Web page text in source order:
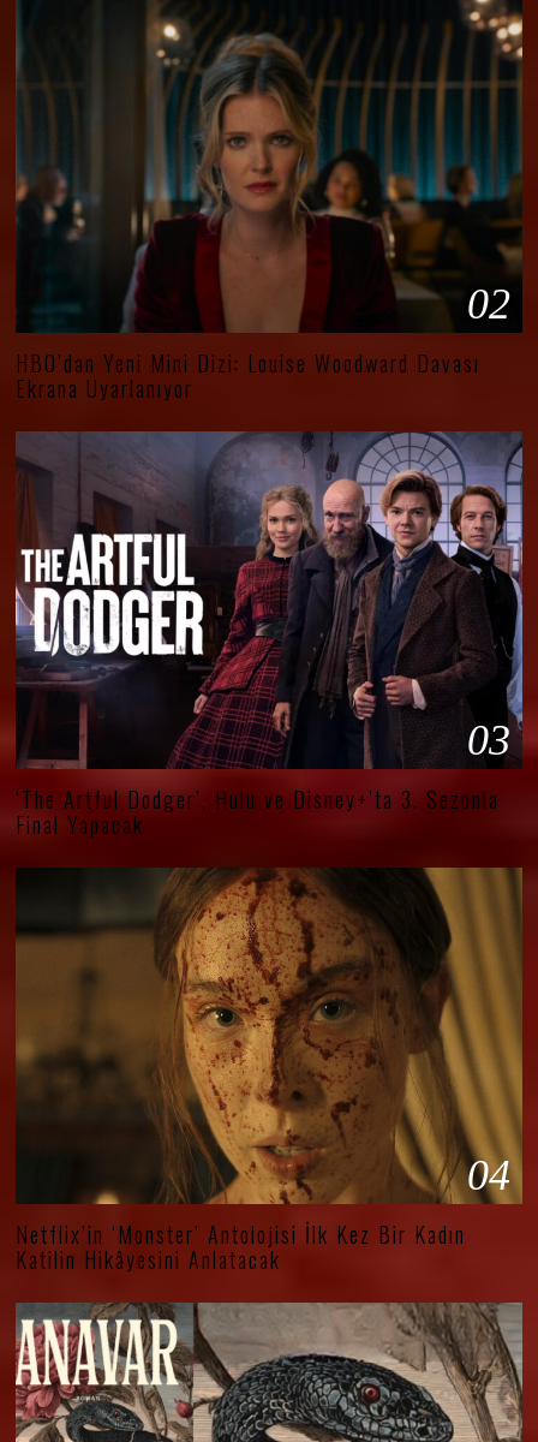
02
HBO’dan Yeni Mini Dizi: Louise Woodward Davası
Ekrana Uyarlanıyor
03
‘The Artful Dodger’, Hulu ve Disney+’ta 3. Sezonla
Final Yapacak
04
Netflix’in ‘Monster’ Antolojisi İlk Kez Bir Kadın
Katilin Hikâyesini Anlatacak